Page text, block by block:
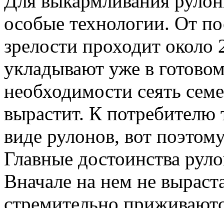
особые технологии. От
зрелости проходит
укладывают уже в
необходимости сеять
вырастит. К потребителю
виде рулонов, вот
Главные достоинства
Вначале на нем не
стремительно